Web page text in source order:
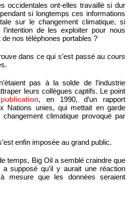
occidentales ont-elles travaillé si dur
si longtemps ces informations
sur le changement climatique, si
de les exploiter pour nous
nos téléphones portables ?
dans ce qui s’est passé au cours
pas à la solde de l’industrie
leurs collègues captifs. Le point
publication, en 1990, d’un rapport
Nations unies, qui mettait en garde
climatique provoqué par
enfin imposée au grand public.
temps, Big Oil a semblé craindre que
supposé qu’il y aurait une réaction
mesure que les données seraient